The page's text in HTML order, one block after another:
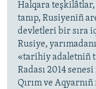
Halqara teşkilâtlar,
tanıp, Rusiyeniñ
devletleri bir sıra
Rusiye,
«tarihiy adaletniñ
Radası 2014
Qırım ve